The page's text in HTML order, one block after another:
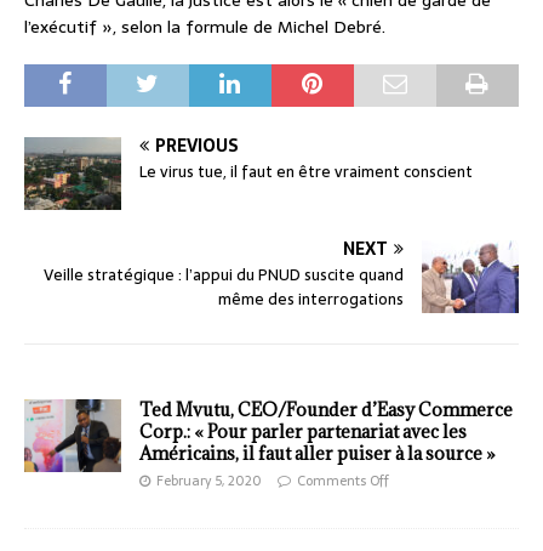
l’exécutif », selon la formule de Michel Debré.
PREVIOUS
Le virus tue, il faut en être vraiment conscient
NEXT
Veille stratégique : l’appui du PNUD suscite quand
même des interrogations
Ted Mvutu, CEO/Founder d’Easy Commerce
Corp.: « Pour parler partenariat avec les
Américains, il faut aller puiser à la source »
February 5, 2020 Comments Off